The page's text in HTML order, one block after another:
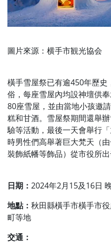
圖片來源：横手市観光協会
橫手雪屋祭已有逾450年歷
俗，每座雪屋內均設神壇供
80座雪屋，並由當地小孩邀
糕和甘酒。雪屋祭期間還舉
驗等活動，最後一天會舉行
時男性們高舉著巨大梵天（
裝飾紙幡等飾品）從市役所出
日期： 2024年2月15及16日
地點： 秋田縣橫手市橫手市
町等地
交通：